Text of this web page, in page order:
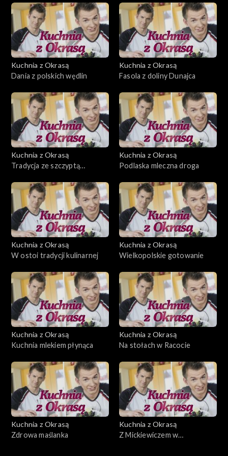
Kuchnia z Okrasą
Dania z polskich wędlin
Kuchnia z Okrasą
Fasola z doliny Dunajca
Kuchnia z Okrasą
Tradycja ze szczyptą
Kuchnia z Okrasą
Podlaska mleczna droga
Kuchnia z Okrasą
W ostoi tradycji kulinarnej
Kuchnia z Okrasą
Wielkopolskie gotowanie
Kuchnia z Okrasą
Kuchnia mlekiem płynąca
Kuchnia z Okrasą
Na stołach w Racocie
Kuchnia z Okrasą
Zdrowa maślanka
Kuchnia z Okrasą
Z Mickiewiczem w